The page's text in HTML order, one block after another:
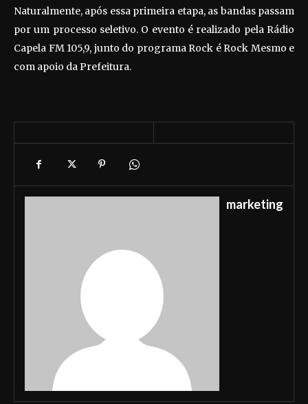
Naturalmente, após essa primeira etapa, as bandas passam
por um processo seletivo. O evento é realizado pela Rádio
Capela FM 105,9, junto do programa Rock é Rock Mesmo e
com apoio da Prefeitura.
marketing